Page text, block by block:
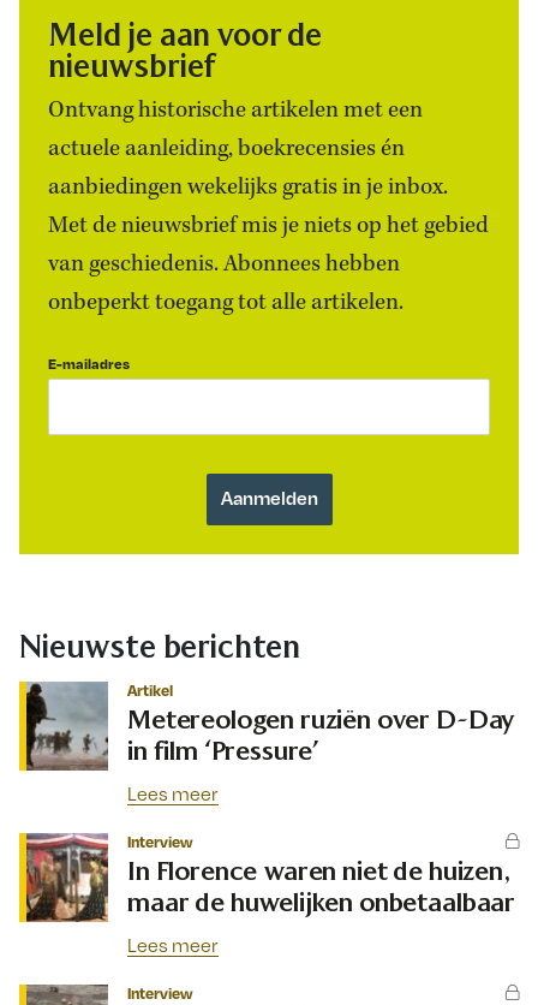
Meld je aan voor de
nieuwsbrief
Ontvang historische artikelen met een
actuele aanleiding, boekrecensies én
aanbiedingen wekelijks gratis in je inbox.
Met de nieuwsbrief mis je niets op het gebied
van geschiedenis. Abonnees hebben
onbeperkt toegang tot alle artikelen.
E-mailadres
Nieuwste berichten
Artikel
Metereologen ruziën over D-Day
in film ‘Pressure’
Lees meer
Interview
In Florence waren niet de huizen,
maar de huwelijken onbetaalbaar
Lees meer
Interview